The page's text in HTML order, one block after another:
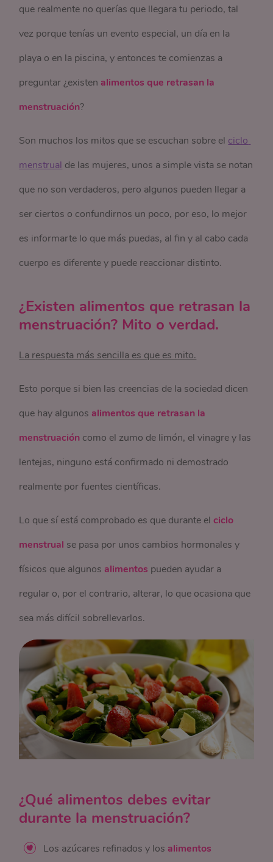
que realmente no querías que llegara tu periodo, tal
vez porque tenías un evento especial, un día en la
playa o en la piscina, y entonces te comienzas a
preguntar ¿existen alimentos que retrasan la
menstruación?
Son muchos los mitos que se escuchan sobre el ciclo
menstrual de las mujeres, unos a simple vista se notan
que no son verdaderos, pero algunos pueden llegar a
ser ciertos o confundirnos un poco, por eso, lo mejor
es informarte lo que más puedas, al fin y al cabo cada
cuerpo es diferente y puede reaccionar distinto.
¿Existen alimentos que retrasan la
menstruación? Mito o verdad.
La respuesta más sencilla es que es mito.
Esto porque si bien las creencias de la sociedad dicen
que hay algunos alimentos que retrasan la
menstruación como el zumo de limón, el vinagre y las
lentejas, ninguno está confirmado ni demostrado
realmente por fuentes científicas.
Lo que sí está comprobado es que durante elciclo
menstrual se pasa por unos cambios hormonales y
físicos que algunos alimentos pueden ayudar a
regular o, por el contrario, alterar, lo que ocasiona que
sea más difícil sobrellevarlos.
¿Qué alimentos debes evitar
durante la menstruación?
Los azúcares refinados y los alimentos